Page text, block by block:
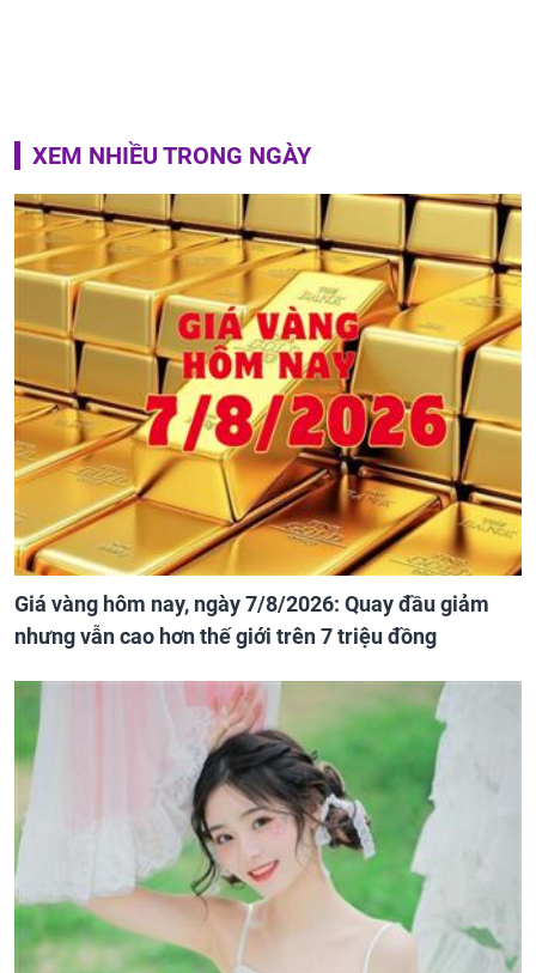
XEM NHIỀU TRONG NGÀY
Giá vàng hôm nay, ngày 7/8/2026: Quay đầu giảm
nhưng vẫn cao hơn thế giới trên 7 triệu đồng